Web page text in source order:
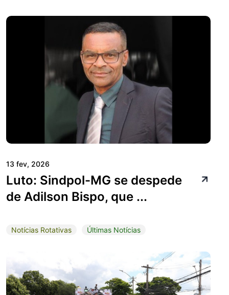
13 fev, 2026
Luto: Sindpol-MG se despede
de Adilson Bispo, que ...
Notícias Rotativas Últimas Notícias